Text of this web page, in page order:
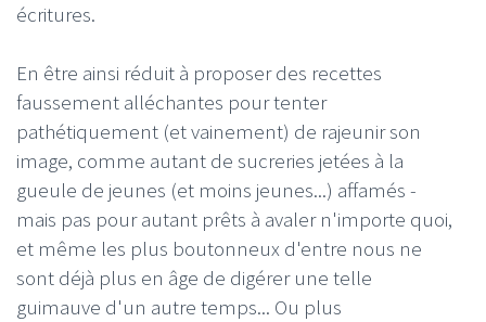
écritures.
En être ainsi réduit à proposer des recettes
faussement alléchantes pour tenter
pathétiquement (et vainement) de rajeunir son
image, comme autant de sucreries jetées à la
gueule de jeunes (et moins jeunes...) affamés -
mais pas pour autant prêts à avaler n'importe quoi,
et même les plus boutonneux d'entre nous ne
sont déjà plus en âge de digérer une telle
guimauve d'un autre temps... Ou plus